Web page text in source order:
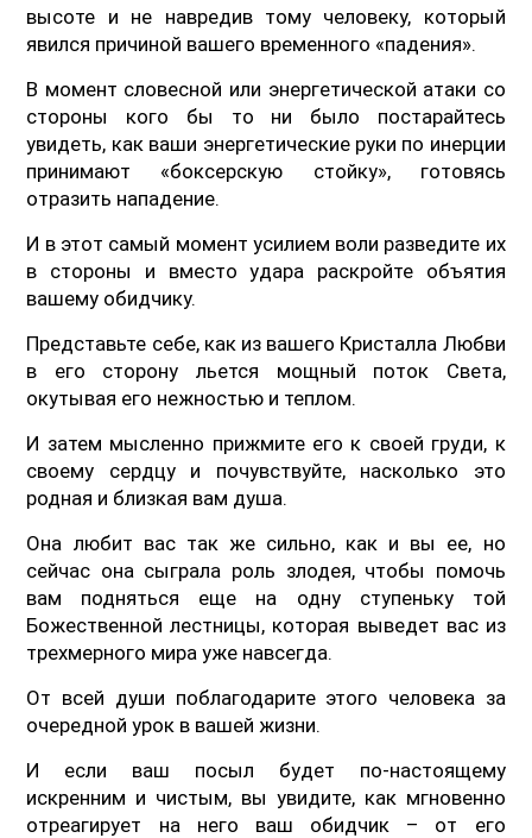
высоте и не навредив тому человеку, который
явился причиной вашего временного «падения».
В момент словесной или энергетической атаки со
стороны кого бы то ни было постарайтесь
увидеть, как ваши энергетические руки по инерции
принимают «боксерскую стойку», готовясь
отразить нападение.
И в этот самый момент усилием воли разведите их
в стороны и вместо удара раскройте объятия
вашему обидчику.
Представьте себе, как из вашего Кристалла Любви
в его сторону льется мощный поток Света,
окутывая его нежностью и теплом.
И затем мысленно прижмите его к своей груди, к
своему сердцу и почувствуйте, насколько это
родная и близкая вам душа.
Она любит вас так же сильно, как и вы ее, но
сейчас она сыграла роль злодея, чтобы помочь
вам подняться еще на одну ступеньку той
Божественной лестницы, которая выведет вас из
трехмерного мира уже навсегда.
От всей души поблагодарите этого человека за
очередной урок в вашей жизни.
И если ваш посыл будет по-настоящему
искренним и чистым, вы увидите, как мгновенно
отреагирует на него ваш обидчик – от его